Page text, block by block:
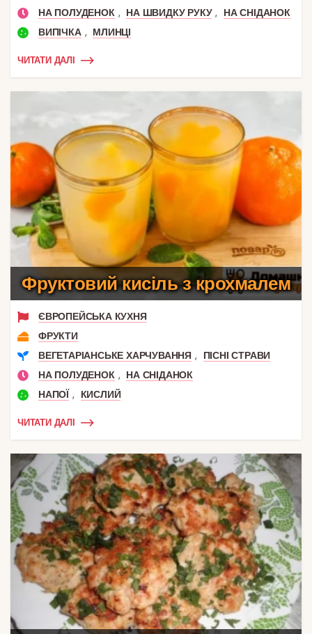
НА ПОЛУДЕНОК , НА ШВИДКУ РУКУ ,
НА СНІДАНОК
ВИПІЧКА , МЛИНЦІ
ЧИТАТИ ДАЛІ
Фруктовий кисіль з крохмалем
ЄВРОПЕЙСЬКА КУХНЯ
ФРУКТИ
ВЕГЕТАРІАНСЬКЕ ХАРЧУВАННЯ ,
ПІСНІ СТРАВИ
НА ПОЛУДЕНОК ,
НА СНІДАНОК
НАПОЇ , КИСЛИЙ
ЧИТАТИ ДАЛІ